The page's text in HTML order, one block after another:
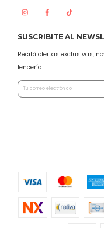
SUSCRIBITE AL
Recibí ofertas exclusivas,
lencería.